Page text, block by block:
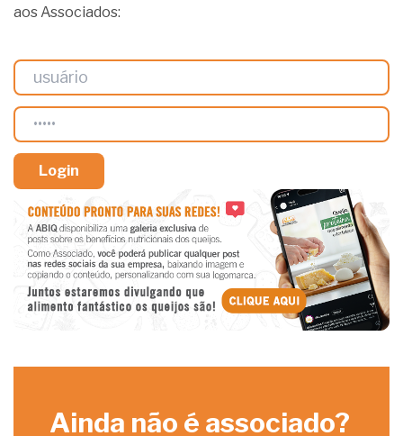
aos Associados:
Ainda não é associado?